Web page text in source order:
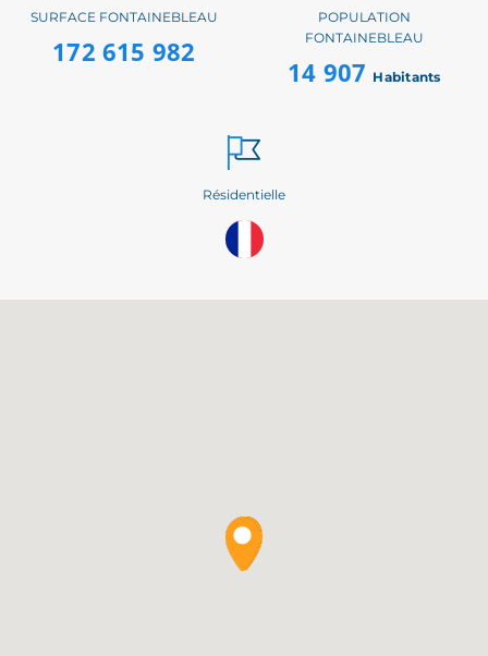
SURFACE FONTAINEBLEAU
172 615 982
POPULATION
FONTAINEBLEAU
14 907 Habitants
Résidentielle